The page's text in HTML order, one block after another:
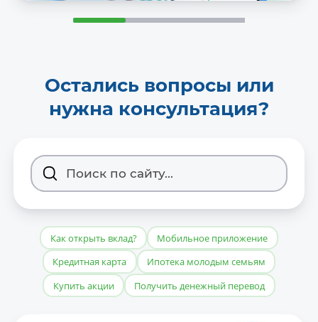
Остались вопросы или
нужна консультация?
Как открыть вклад?
Мобильное приложение
Кредитная карта
Ипотека молодым семьям
Купить акции
Получить денежный перевод